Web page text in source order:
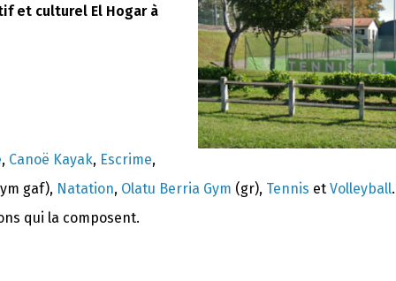
et culturel El Hogar à
, Canoë Kayak, Escrime,
gaf), Natation, Olatu Berria Gym (gr), Tennis et Volleyball.
qui la composent.